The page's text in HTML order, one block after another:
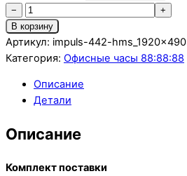
−
Количество
товара
Импульс-442-
HMS
+
В корзину
Артикул: impuls-442-hms_1920x490
Категория: Офисные часы 88:88:88
Описание
Детали
Описание
Комплект поставки